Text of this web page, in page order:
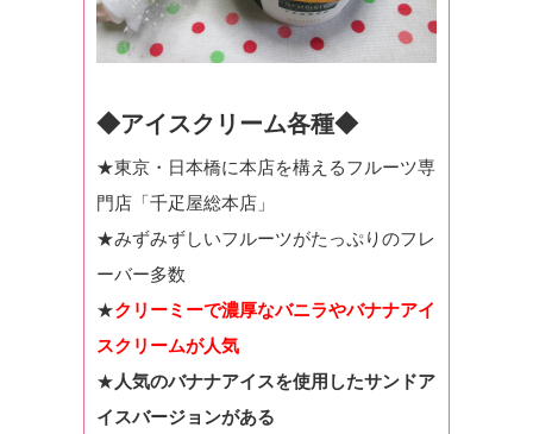
◆アイスクリーム各種◆
★東京・日本橋に本店を構えるフルーツ専
門店「千疋屋総本店」
★みずみずしいフルーツがたっぷりのフレ
ーバー多数
★クリーミーで濃厚なバニラやバナナアイ
スクリームが人気
★ 人気のバナナアイスを使用したサンドア
イスバージョンがある